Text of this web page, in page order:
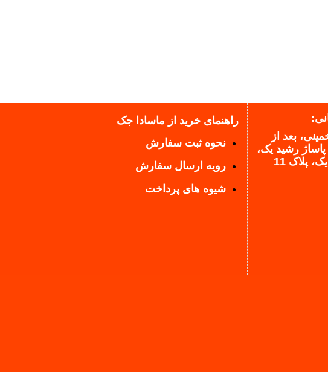
بعد از
پاساژ رشید یک،
پلاک 11
راهنمای خرید از ماسادا جک
نحوه ثبت سفارش
رویه ارسال سفارش
شیوه های پرداخت